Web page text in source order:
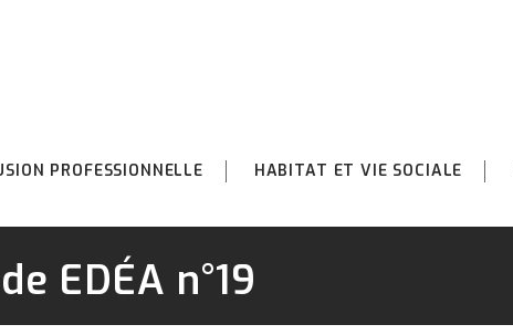
PROFESSIONNELLE HABITAT ET VIE SOCIALE
EDÉA n°19